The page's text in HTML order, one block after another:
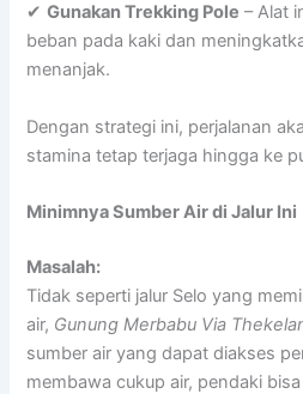
✔Gunakan Trekking Pole – Alat
beban pada kaki dan
menanjak.
Dengan strategi ini, perjalanan
stamina tetap terjaga hingga ke
Minimnya Sumber Air di Jalur Ini
Masalah:
Tidak seperti jalur Selo yang
air, Gunung Merbabu Via
sumber air yang dapat diakses
membawa cukup air, pendaki